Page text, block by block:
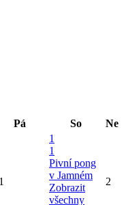
Pá So Ne
1
1
Pivní pong
v Jamném
Zobrazit
všechny
2